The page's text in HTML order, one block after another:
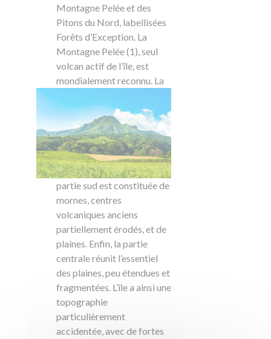
Montagne Pelée et des
Pitons du Nord, labellisées
Forêts d’Exception. La
Montagne Pelée (1), seul
volcan actif de l’île, est
mondialement reconnu. La
partie sud est constituée de
mornes, centres
volcaniques anciens
partiellement érodés, et de
plaines. Enfin, la partie
centrale réunit l’essentiel
des plaines, peu étendues et
fragmentées. L’île a ainsi une
topographie
particulièrement
accidentée, avec de fortes